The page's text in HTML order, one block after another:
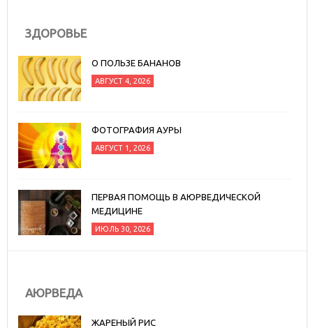
ЗДОРОВЬЕ
О ПОЛЬЗЕ БАНАНОВ
АВГУСТ 4, 2026
ФОТОГРАФИЯ АУРЫ
АВГУСТ 1, 2026
ПЕРВАЯ ПОМОЩЬ В АЮРВЕДИЧЕСКОЙ
МЕДИЦИНЕ
ИЮЛЬ 30, 2026
АЮРВЕДА
ЖАРЕНЫЙ РИС